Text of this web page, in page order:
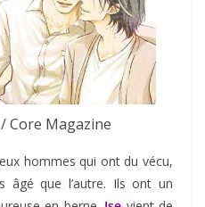
Core Magazine
hommes qui ont du vécu,
âgé que l’autre. Ils ont un